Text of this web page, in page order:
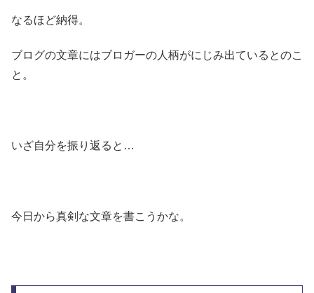
なるほど納得。
ブログの文章にはブロガーの人柄がにじみ出ているとのこ
と。
いざ自分を振り返ると…
今日から真剣な文章を書こうかな。